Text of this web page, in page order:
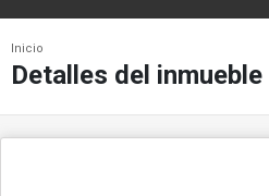
Inicio
Detalles del inmueble